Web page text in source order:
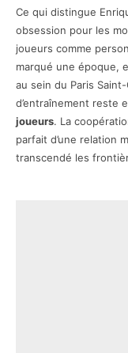
Ce qui distingue
obsession pour les
joueurs comme
marqué une époque,
au sein du Paris
d’entraînement reste
joueurs. La
parfait d’une relation
transcendé les